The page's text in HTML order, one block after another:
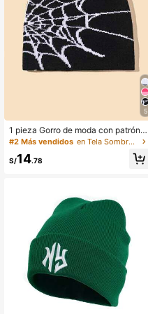
5
1 pieza Gorro de moda con patrón d
e telaraña para hombres, para uso d
#2 Más vendidos en Tela Sombreros De Hombre
S/14.78